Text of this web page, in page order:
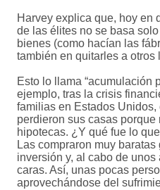
Harvey explica que, hoy en
de las élites no se basa
bienes (como hacían las
también en quitarles a otros
Esto lo llama “acumulación
ejemplo, tras la crisis
familias en Estados
perdieron sus casas
hipotecas. ¿Y qué fue lo
Las compraron muy
inversión y, al cabo de
caras. Así, unas pocas
aprovechándose del